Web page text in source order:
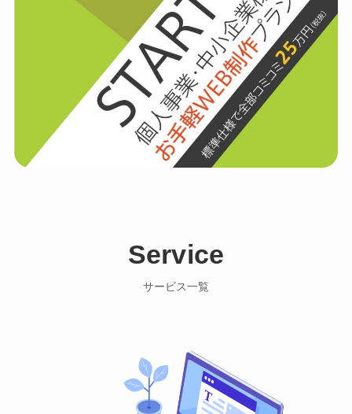
Service
サービス一覧